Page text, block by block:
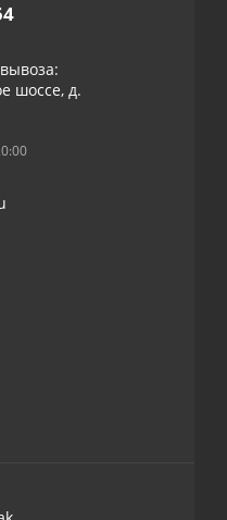
шоссе, д.